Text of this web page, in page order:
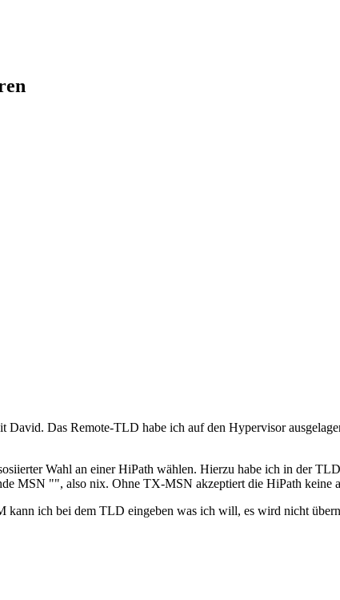
Das Remote-TLD habe ich auf den Hypervisor
Wahl an einer HiPath wählen. Hierzu habe ich in der
MSN "", also nix. Ohne TX-MSN akzeptiert die HiPath keine
ich bei dem TLD eingeben was ich will, es wird nicht